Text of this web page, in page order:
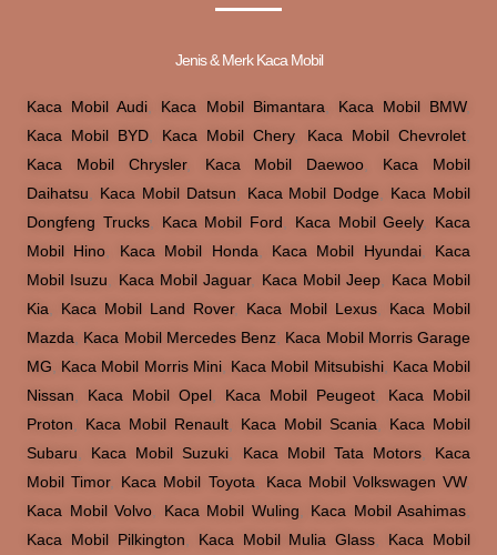
Jenis & Merk Kaca Mobil
Kaca Mobil Audi Kaca Mobil Bimantara Kaca Mobil BMW,
Kaca Mobil BYD
Kaca Mobil Chery, Kaca Mobil Chevrolet
Kaca Mobil Chrysler, Kaca Mobil Daewoo
Kaca Mobil
Daihatsu
Kaca Mobil Datsun Kaca Mobil Dodge
Kaca Mobil
Dongfeng Trucks, Kaca Mobil Ford Kaca Mobil Geely, Kaca
Mobil Hino
Kaca Mobil Honda Kaca Mobil Hyundai, Kaca
Mobil Isuzu
Kaca Mobil Jaguar, Kaca Mobil Jeep
Kaca Mobil
Kia
Kaca Mobil Land Rover, Kaca Mobil Lexus
Kaca Mobil
Mazda
Kaca Mobil Mercedes Benz Kaca Mobil Morris Garage
MG
Kaca Mobil Morris Mini, Kaca Mobil Mitsubishi, Kaca Mobil
Nissan
Kaca Mobil Opel Kaca Mobil Peugeot
Kaca Mobil
Proton
Kaca Mobil Renault Kaca Mobil Scania
Kaca Mobil
Subaru
Kaca Mobil Suzuki Kaca Mobil Tata Motors, Kaca
Mobil Timor, Kaca Mobil Toyota Kaca Mobil Volkswagen VW,
Kaca Mobil Volvo
Kaca Mobil Wuling Kaca Mobil Asahimas
Kaca Mobil Pilkington
Kaca Mobil Mulia Glass Kaca Mobil